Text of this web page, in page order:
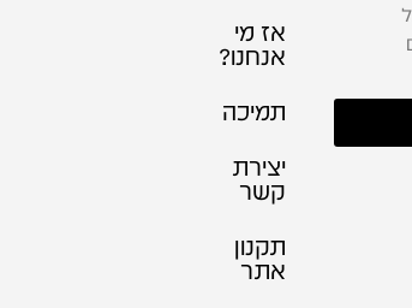
אז מי
אנחנו?
תמיכה
יצירת
קשר
תקנון
אתר